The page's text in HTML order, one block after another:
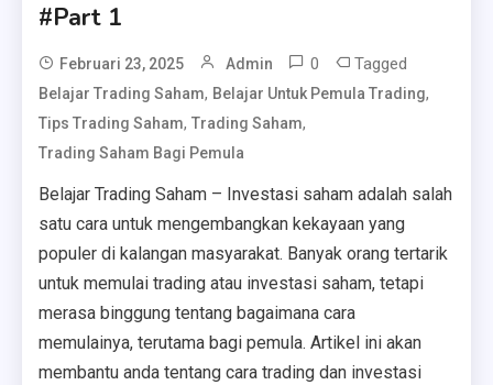
#Part 1
Februari 23, 2025 Admin 0 Tagged
Belajar Trading Saham, Belajar Untuk Pemula Trading,
Tips Trading Saham,Trading Saham,
Trading Saham Bagi Pemula
Belajar Trading Saham – Investasi saham adalah salah
satu cara untuk mengembangkan kekayaan yang
populer di kalangan masyarakat. Banyak orang tertarik
untuk memulai trading atau investasi saham, tetapi
merasa binggung tentang bagaimana cara
memulainya, terutama bagi pemula. Artikel ini akan
membantu anda tentang cara trading dan investasi